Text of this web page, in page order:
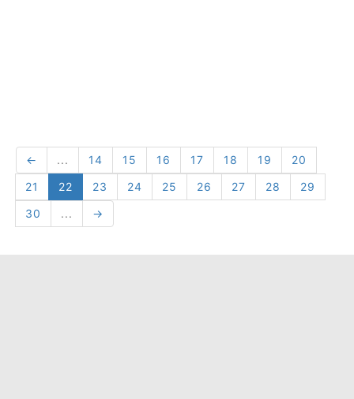
← ... 14 15 16 17 18 19
20
21
22 23 24 25 26 27 28
29
30
... →